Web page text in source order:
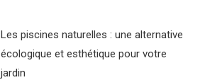
Les piscines naturelles : une alternative
écologique et esthétique pour votre
jardin